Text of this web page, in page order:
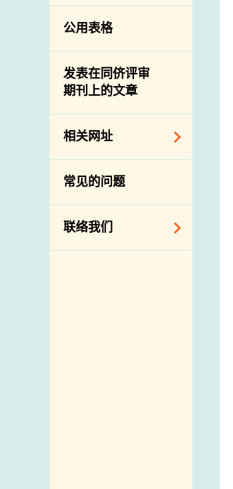
高风险食物
抗菌素耐药性
结果
屠房及肉类检验
项目及活动
资讯平台
下载
公开比赛
公用表格
发表在同侪评审
期刊上的文章
相关网址
相关政府部门／机
构
常见的问题
联络我们